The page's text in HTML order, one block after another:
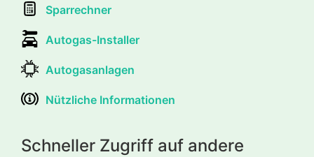
Sparrechner
Autogas-Installer
Autogasanlagen
Nützliche Informationen
Schneller Zugriff auf andere